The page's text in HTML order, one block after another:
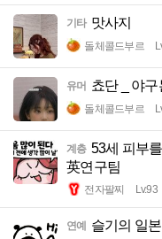
기타 맛사지
돌체콜드부르
유머 쵸단 _ 야
돌체콜드부르
계층 53세 피부
英연구팀
전자팔찌 Lv.93
연예 슬기의 일